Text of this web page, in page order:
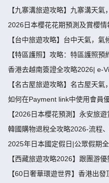
【九寨溝旅遊攻略】九寨溝天氣
2026日本櫻花花期預測及賞櫻
間、地點推薦
【台中旅遊攻略】台中天氣，氣
【特區護照】攻略：特區護照
香港去越南簽證全攻略2026| e-
【名古屋旅遊攻略】名古屋天氣
如何在Payment link中使用會員
【2026日本櫻花預測】永安旅
薦
韓國購物退稅全攻略2026-流程
2025年日本國定假日|公眾假期
【西藏旅遊攻略2026】跟團游
度指南
【60日奢華環遊世界】香港出